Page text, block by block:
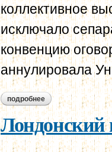
коллективное
исключало
конвенцию
аннулировала
подробнее о лондонская
Лондонский